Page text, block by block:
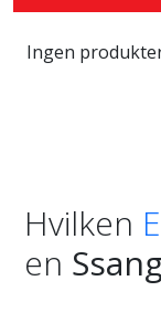
Ingen
Hvilken
en